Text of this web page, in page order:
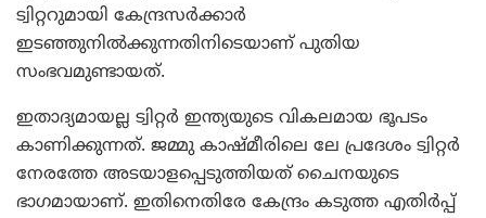
ട്വിറ്ററുമായി കേന്ദ്രസര്‍ക്കാര്‍
ഇടഞ്ഞുനില്‍ക്കുന്നതിനിടെയാണ് പുതിയ
സംഭവമുണ്ടായത്.
ഇതാദ്യമായല്ല ട്വിറ്റര്‍ ഇന്ത്യയുടെ വികലമായ ഭൂപടം
കാണിക്കുന്നത്. ജമ്മു കാഷ്മീരിലെ ലേ പ്രദേശം ട്വിറ്റര്‍
നേരത്തേ അടയാളപ്പെടുത്തിയത് ചൈനയുടെ
ഭാഗമായാണ്. ഇതിനെതിരേ കേന്ദ്രം കടുത്ത എതിര്‍പ്പ്